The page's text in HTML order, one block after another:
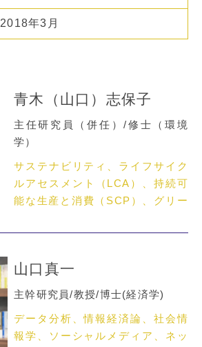
2018年3月
青木（山口）志保子
主任研究員（併任）/修士（環境
学）
サステナビリティ、ライフサイク
ルアセスメント（LCA）、持続可
能な生産と消費（SCP）、グリー
（GX）
山口真一
主幹研究員/教授/博士(経済学)
データ分析、情報経済論、社会情
報学、ソーシャルメディア、ネッ